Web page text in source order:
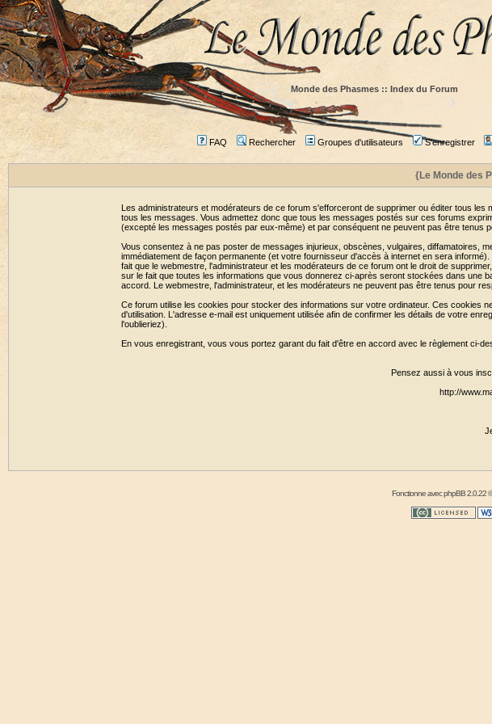
Monde des Phasmes :: Index du Forum
FAQ Rechercher Groupes d'utilisateurs S'enregistrer
{Le Monde des
Les administrateurs et modérateurs de ce forum s'efforceront de supprimer ou éditer tous
tous les messages. Vous admettez donc que tous les messages postés sur ces forums
(excepté les messages postés par eux-même) et par conséquent ne peuvent pas être tenus
Vous consentez à ne pas poster de messages injurieux, obscènes, vulgaires, diffamatoires,
immédiatement de façon permanente (et votre fournisseur d'accès à internet en sera
fait que le webmestre, l'administrateur et les modérateurs de ce forum ont le droit de
sur le fait que toutes les informations que vous donnerez ci-après seront stockées dans une
accord. Le webmestre, l'administrateur, et les modérateurs ne peuvent pas être tenus pour
Ce forum utilise les cookies pour stocker des informations sur votre ordinateur. Ces cookies
d'utilisation. L'adresse e-mail est uniquement utilisée afin de confirmer les détails de votre
l'oublieriez).
En vous enregistrant, vous vous portez garant du fait d'être en accord avec le règlement ci-
Pensez aussi à vous
http://
Fonctionne avecphpBB2.0.22